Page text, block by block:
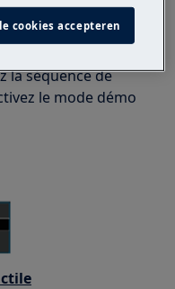
la séquence de
le mode démo
cookies accepteren